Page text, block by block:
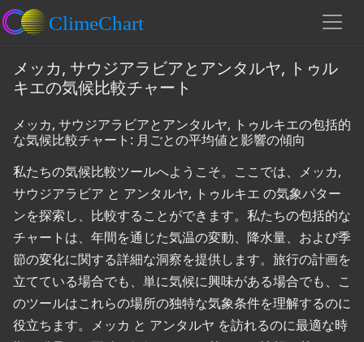
メッカ, サウジアラビアとアンタルヤ, トゥル
キエの気候比較チャート
メッカ, サウジアラビアとアンタルヤ, トゥルキエの包括的
な気候比較チャート: 月ごとの平均値と影響の傾向
私たちの気候比較ツールへようこそ。ここでは、メッカ,
サウジアラビア と アンタルヤ, トゥルキエ の気象パター
ンを探索し、比較することができます。私たちの包括的な
チャートは、年間を通じた気温の変動、降水量、および季
節の変化に関する詳細な洞察を提供します。旅行の計画を
立てている場合でも、単に気候に興味がある場合でも、こ
のツールはこれらの場所の独特な気象条件を理解するのに
役立ちます。メッカ と アンタルヤ を訪れるのに最適な時